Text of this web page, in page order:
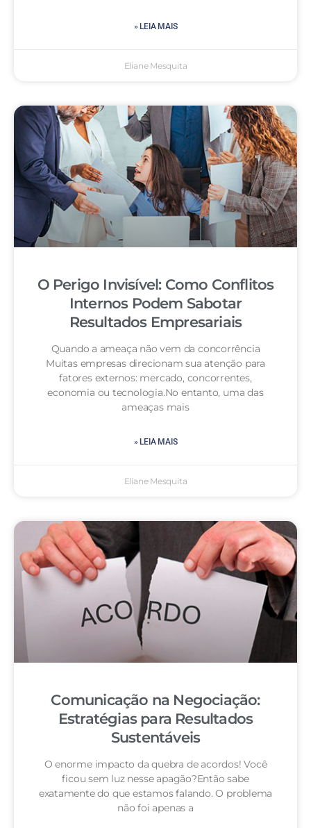
» LEIA MAIS
Eliane Mesquita
O Perigo Invisível: Como Conflitos
Internos Podem Sabotar
Resultados Empresariais
Quando a ameaça não vem da concorrência
Muitas empresas direcionam sua atenção para
fatores externos: mercado, concorrentes,
economia ou tecnologia.No entanto, uma das
ameaças mais
» LEIA MAIS
Eliane Mesquita
Comunicação na Negociação:
Estratégias para Resultados
Sustentáveis
O enorme impacto da quebra de acordos! Você
ficou sem luz nesse apagão?Então sabe
exatamente do que estamos falando. O problema
não foi apenas a